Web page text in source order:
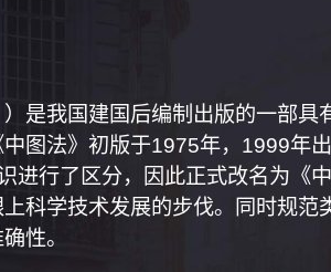
是我国建国后编制出版的一部
图法》初版于1975年，1999年
进行了区分，因此正式改名为《
科学技术发展的步伐。同时规
性。